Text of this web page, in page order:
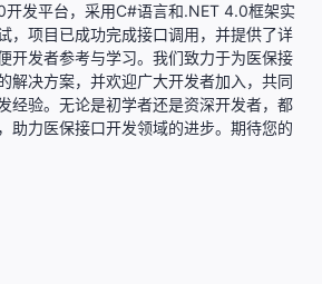
发平台，采用C#语言和.NET 4.0框架实
，项目已成功完成接口调用，并提供了详
开发者参考与学习。我们致力于为医保接
解决方案，并欢迎广大开发者加入，共同
经验。无论是初学者还是资深开发者，都
助力医保接口开发领域的进步。期待您的